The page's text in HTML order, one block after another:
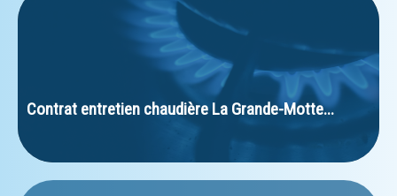
Contrat entretien chaudière La Grande-Motte...